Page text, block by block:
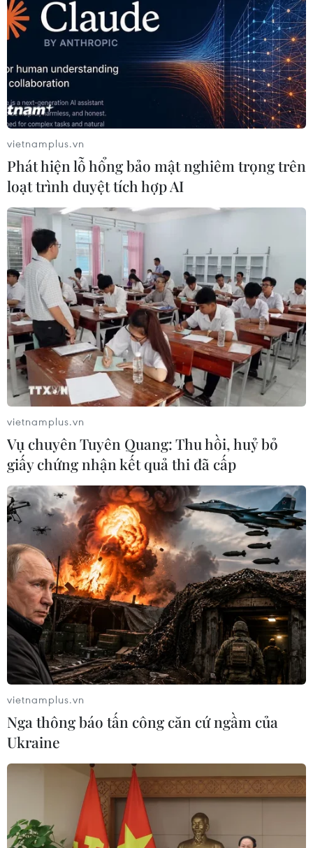
#Argentina
#một máy bay vận tải C-130
#Bầu cử chính thức
#Ứng cử viên
#Mauricio Macri
Theo dõi VietnamPlus
TIN LIÊN QUAN
Biểu tình lớn tại Argentina phản đối các
chính sách kinh tế
01/05/2019 04:12
Biểu tình đã gây ảnh hưởng nghiêm trọng tới hoạt động
vận tải đường không và hoạt động của các doanh
nghiệp, nhiều ngân hàng và cửa hàng phải đóng cửa.
vietnamplus.vn
Phát hiện lỗ hổng bảo mật nghiêm trọng trên
loạt trình duyệt tích hợp AI
vietnamplus.vn
Vụ chuyên Tuyên Quang: Thu hồi, huỷ bỏ
giấy chứng nhận kết quả thi đã cấp
vietnamplus.vn
Nga thông báo tấn công căn cứ ngầm của
Ukraine